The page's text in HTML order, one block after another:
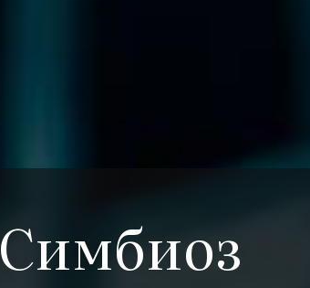
Симбиоз